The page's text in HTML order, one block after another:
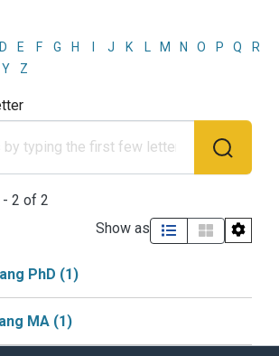
Học phần Tiếng
D E F G H J K L M N O P Q
R
Y Z
- 2 of 2
Show as
PhD (1)
MA (1)